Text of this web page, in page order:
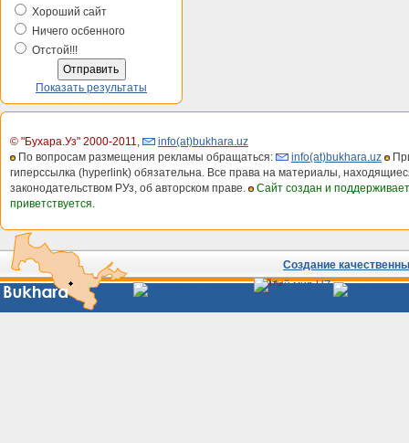
Хороший сайт
Ничего осбенного
Отстой!!!
Показать результаты
© "Бухара.Уз" 2000-2011,
info(at)bukhara.uz
По вопросам размещения рекламы обращаться:
info(at)bukhara.uz
гиперссылка (hyperlink) обязательна. Все права на материалы,
законодательством РУз, об авторском праве.
Сайт создан и
приветствуется.
Создание
Сайты
Узбекистана